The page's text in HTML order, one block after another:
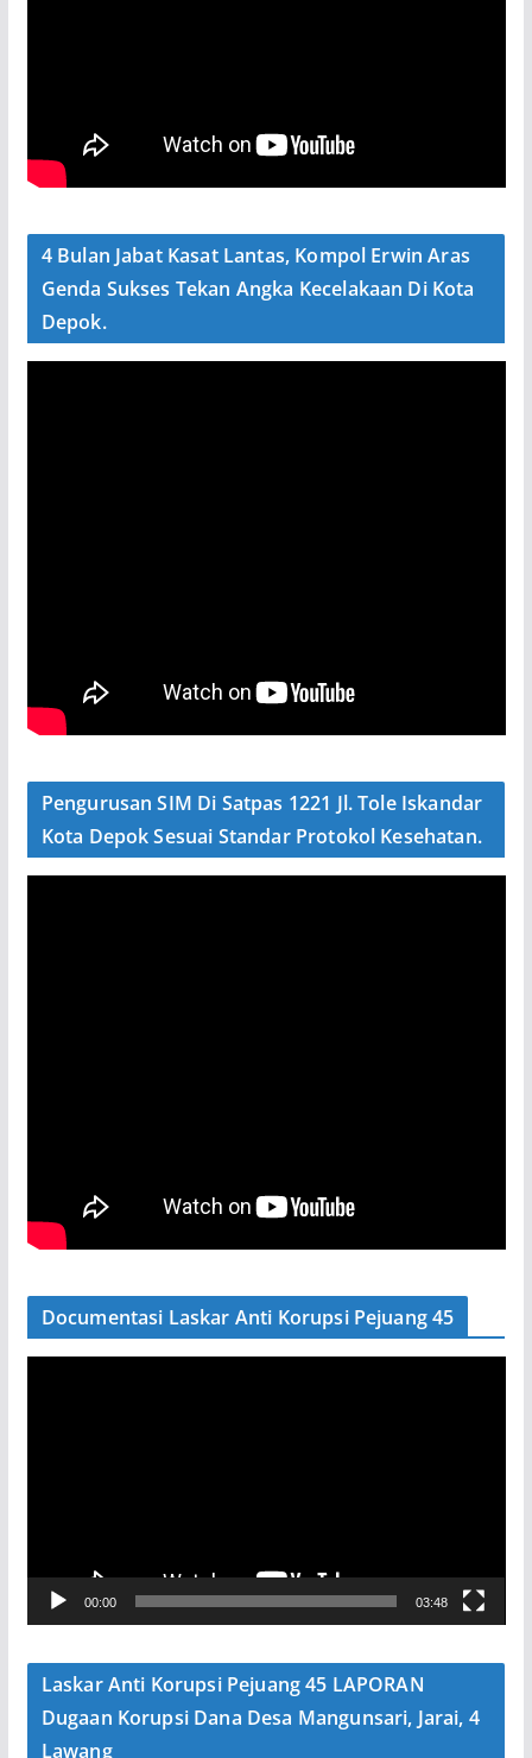
4 Bulan Jabat Kasat Lantas, Kompol Erwin Aras
Genda Sukses Tekan Angka Kecelakaan Di Kota
Depok.
Pengurusan SIM Di Satpas 1221 Jl. Tole Iskandar
Kota Depok Sesuai Standar Protokol Kesehatan.
Documentasi Laskar Anti Korupsi Pejuang 45
V
e
00:00 03:48
Laskar Anti Korupsi Pejuang 45 LAPORAN
Dugaan Korupsi Dana Desa Mangunsari, Jarai, 4
Lawang